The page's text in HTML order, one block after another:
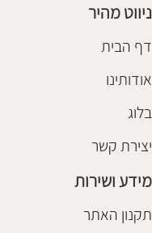
ניווט מהיר
דף הבית
אודותינו
בלוג
יצירת קשר
מידע ושירות
תקנון האתר